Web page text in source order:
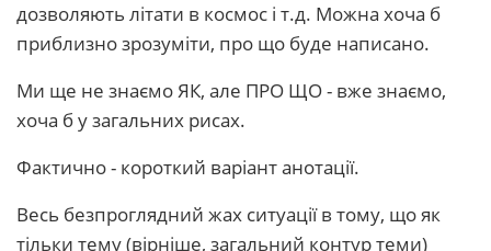
дозволяють літати в космос і т.д. Можна хоча б
приблизно зрозуміти, про що буде написано.
Ми ще не знаємо ЯК, але ПРО ЩО - вже знаємо,
хоча б у загальних рисах.
Фактично - короткий варіант анотації.
Весь безпроглядний жах ситуації в тому, що як
тільки тему (вірніше, загальний контур теми)